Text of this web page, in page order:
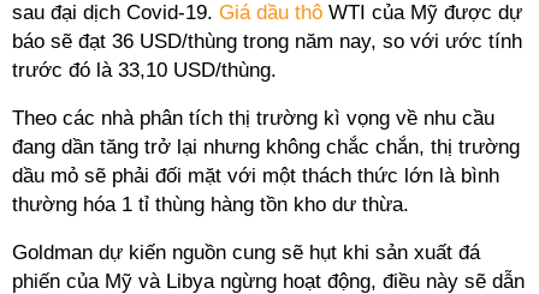
sau đại dịch Covid-19. Giá dầu thô WTI của Mỹ được dự
báo sẽ đạt 36 USD/thùng trong năm nay, so với ước tính
trước đó là 33,10 USD/thùng.
Theo các nhà phân tích thị trường kì vọng về nhu cầu
đang dần tăng trở lại nhưng không chắc chắn, thị trường
dầu mỏ sẽ phải đối mặt với một thách thức lớn là bình
thường hóa 1 tỉ thùng hàng tồn kho dư thừa.
Goldman dự kiến nguồn cung sẽ hụt khi sản xuất đá
phiến của Mỹ và Libya ngừng hoạt động, điều này sẽ dẫn